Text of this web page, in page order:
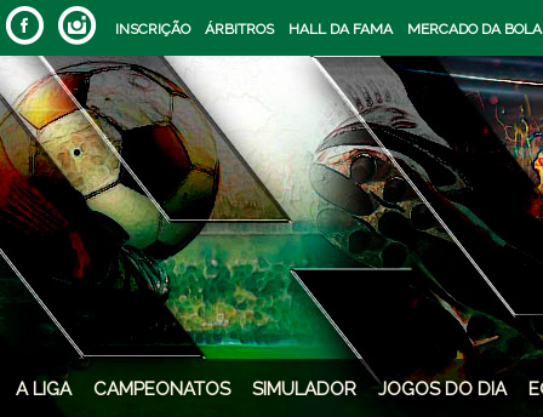
INSCRIÇÃO ÁRBITROS HALL DA FAMA MERCADO DA BOLA
A LIGA CAMPEONATOS SIMULADOR JOGOS DO DIA